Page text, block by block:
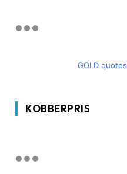
GOLD quotes
KOBBERPRIS